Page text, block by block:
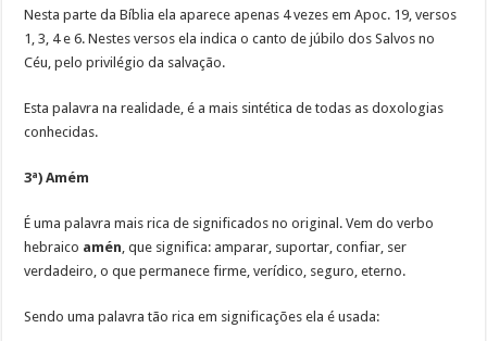
Nesta parte da Bíblia ela aparece apenas 4 vezes em Apoc. 19, versos
1, 3, 4 e 6. Nestes versos ela indica o canto de júbilo dos Salvos no
Céu, pelo privilégio da salvação.
Esta palavra na realidade, é a mais sintética de todas as doxologias
conhecidas.
3ª) Amém
É uma palavra mais rica de significados no original. Vem do verbo
hebraico amén, que significa: amparar, suportar, confiar, ser
verdadeiro, o que permanece firme, verídico, seguro, eterno.
Sendo uma palavra tão rica em significações ela é usada: